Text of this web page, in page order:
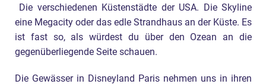
Die verschiedenen Küstenstädte der USA. Die Skyline
eine Megacity oder das edle Strandhaus an der Küste. Es
ist fast so, als würdest du über den Ozean an die
gegenüberliegende Seite schauen.
Die Gewässer in Disneyland Paris nehmen uns in ihren